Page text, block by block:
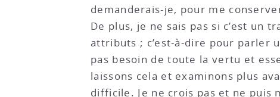
demanderais-je, pour me
De plus, je ne sais pas si c’est un
attributs ; c’est-à-dire pour parler
pas besoin de toute la vertu et
laissons cela et examinons plus
difficile. Je ne crois pas et ne puis